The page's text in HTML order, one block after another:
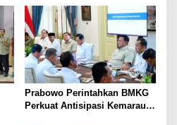
Kemerdekaan Indonesia
Prabowo Perintahkan BMKG
Perkuat Antisipasi Kemarau